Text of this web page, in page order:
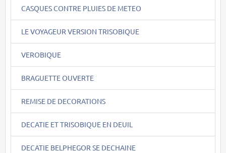
CASQUES CONTRE PLUIES DE METEO
LE VOYAGEUR VERSION TRISOBIQUE
VEROBIQUE
BRAGUETTE OUVERTE
REMISE DE DECORATIONS
DECATIE ET TRISOBIQUE EN DEUIL
DECATIE BELPHEGOR SE DECHAINE